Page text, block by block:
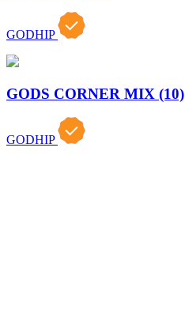
GODHIP
GODS CORNER MIX (10)
GODHIP